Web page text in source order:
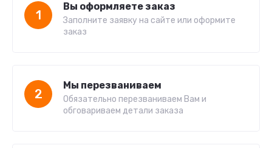
1
Вы оформляете заказ
Заполните заявку на сайте или оформите
заказ
2
Мы перезваниваем
Обязательно перезваниваем Вам и
обговариваем детали заказа